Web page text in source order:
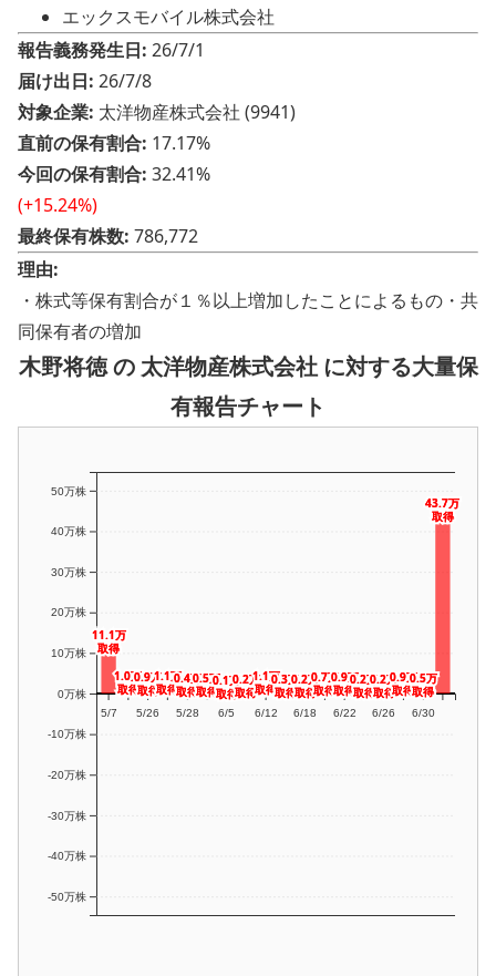
エックスモバイル株式会社
報告義務発生日: 26/7/1
届け出日: 26/7/8
対象企業: 太洋物産株式会社 (9941)
直前の保有割合: 17.17%
今回の保有割合: 32.41%
(+15.24%)
最終保有株数: 786,772
理由:
・株式等保有割合が１％以上増加したことによるもの・共
同保有者の増加
木野将徳 の 太洋物産株式会社 に対する大量保
有報告チャート
5/7 5/26 5/28 6/5 6/12 6/18 6/22 6/26 6/30
-50万株
-40万株
-30万株
-20万株
-10万株
0万株
10万株
20万株
30万株
40万株
50万株
11.1万
取得
11.1万
取得
1.0万
取得
1.0万
取得
0.9万
取得
0.9万
取得
1.1万
取得
1.1万
取得
0.4万
取得
0.4万
取得
0.5万
取得
0.5万
取得
0.1万
取得
0.1万
取得
0.2万
取得
0.2万
取得
1.1万
取得
1.1万
取得
0.3万
取得
0.3万
取得
0.2万
取得
0.2万
取得
0.7万
取得
0.7万
取得
0.9万
取得
0.9万
取得
0.2万
取得
0.2万
取得
0.2万
取得
0.2万
取得
0.9万
取得
0.9万
取得
0.5万
取得
0.5万
取得
43.7万
取得
43.7万
取得